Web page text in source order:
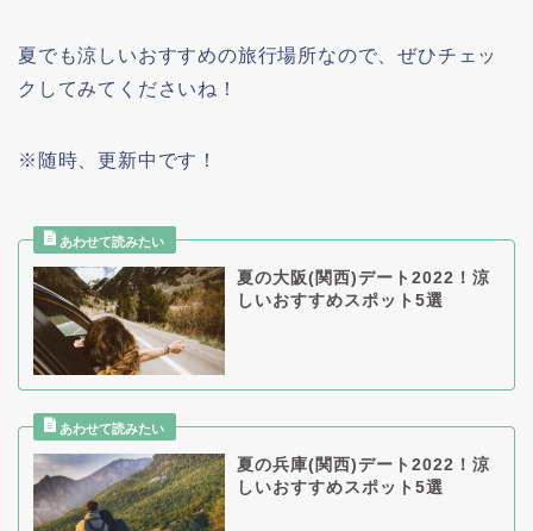
夏でも涼しいおすすめの旅行場所なので、ぜひチェッ
クしてみてくださいね！
※随時、更新中です！
夏の大阪(関西)デート2022！涼
しいおすすめスポット5選
夏の兵庫(関西)デート2022！涼
しいおすすめスポット5選